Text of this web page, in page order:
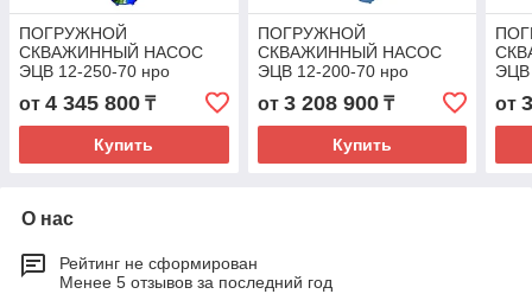
ПОГРУЖНОЙ
СКВАЖИННЫЙ НАСОС
ЭЦВ 12-250-70 нро
от 4 345 800 ₸
Купить
ПОГРУЖНОЙ
СКВАЖИННЫЙ НАСОС
ЭЦВ 12-200-70 нро
от 3 208 900₸
Купить
ЭЦВ
от
О нас
Рейтинг не сформирован
Менее 5 отзывов за последний год